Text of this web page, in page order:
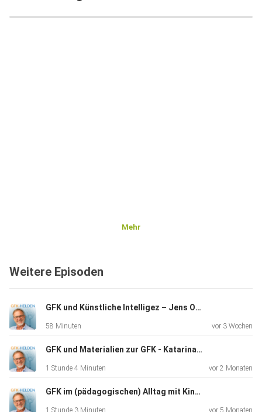
Mehr
Weitere Episoden
GFK und Künstliche Intelligez – Jens Oswald im Interview
58 Minuten vor 3 Wochen
GFK und Materialien zur GFK - Katarina Gens & Claudia Broadhurst im Interview
1 Stunde 4 Minuten vor 2 Monaten
GFK im (pädagogischen) Alltag mit Kindern - Doro Eßer und Jörg Gugel im Interview
1 Stunde 3 Minuten vor 5 Monaten